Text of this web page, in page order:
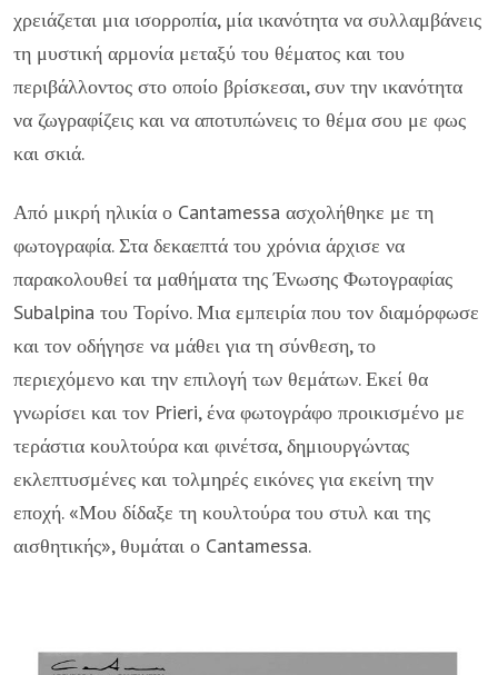
χρειάζεται μια ισορροπία, μία ικανότητα να συλλαμβάνεις
τη μυστική αρμονία μεταξύ του θέματος και του
περιβάλλοντος στο οποίο βρίσκεσαι, συν την ικανότητα
να ζωγραφίζεις και να αποτυπώνεις το θέμα σου με φως
και σκιά.
Από μικρή ηλικία ο Cantamessa ασχολήθηκε με τη
φωτογραφία. Στα δεκαεπτά του χρόνια άρχισε να
παρακολουθεί τα μαθήματα της Ένωσης Φωτογραφίας
Subalpina του Τορίνο. Μια εμπειρία που τον διαμόρφωσε
και τον οδήγησε να μάθει για τη σύνθεση, το
περιεχόμενο και την επιλογή των θεμάτων. Εκεί θα
γνωρίσει και τον Prieri, ένα φωτογράφο προικισμένο με
τεράστια κουλτούρα και φινέτσα, δημιουργώντας
εκλεπτυσμένες και τολμηρές εικόνες για εκείνη την
εποχή. «Μου δίδαξε τη κουλτούρα του στυλ και της
αισθητικής», θυμάται ο Cantamessa.